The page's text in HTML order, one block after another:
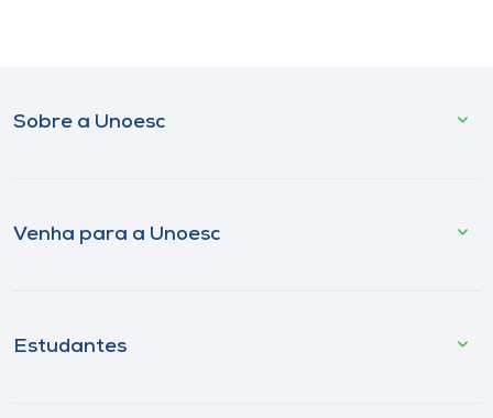
Sobre a Unoesc
Venha para a Unoesc
Estudantes